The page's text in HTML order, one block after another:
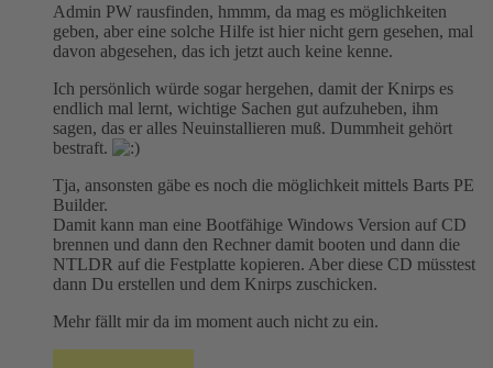
Admin PW rausfinden, hmmm, da mag es möglichkeiten
geben, aber eine solche Hilfe ist hier nicht gern gesehen, mal
davon abgesehen, das ich jetzt auch keine kenne.
Ich persönlich würde sogar hergehen, damit der Knirps es
endlich mal lernt, wichtige Sachen gut aufzuheben, ihm
sagen, das er alles Neuinstallieren muß. Dummheit gehört
bestraft.
Tja, ansonsten gäbe es noch die möglichkeit mittels Barts PE
Builder.
Damit kann man eine Bootfähige Windows Version auf CD
brennen und dann den Rechner damit booten und dann die
NTLDR auf die Festplatte kopieren. Aber diese CD müsstest
dann Du erstellen und dem Knirps zuschicken.
Mehr fällt mir da im moment auch nicht zu ein.